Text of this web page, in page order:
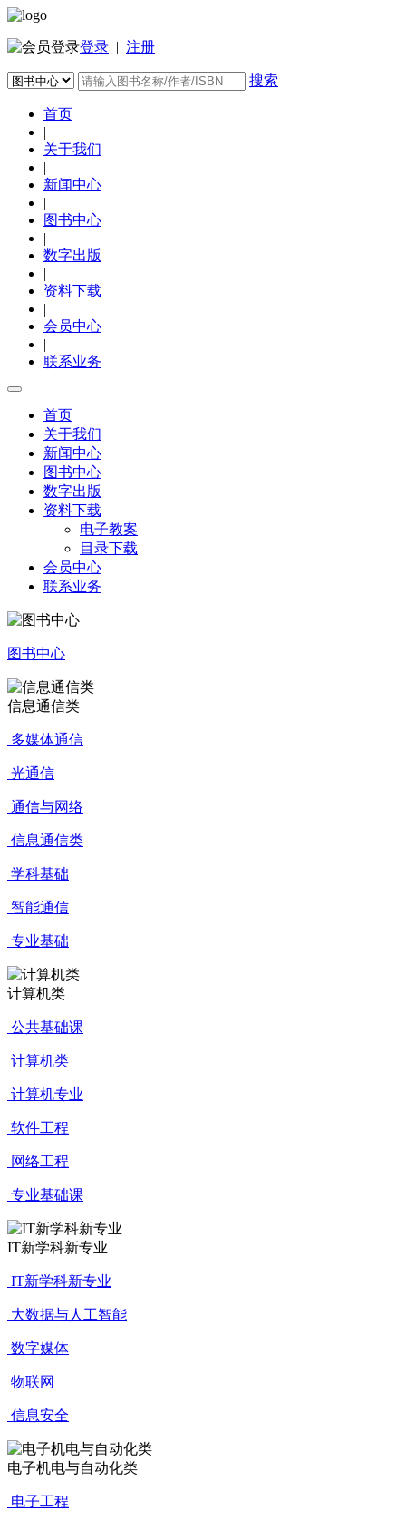
登录 | 注册
搜索
首页
|
关于我们
|
新闻中心
|
图书中心
|
数字出版
|
资料下载
|
会员中心
|
联系业务
首页
关于我们
新闻中心
图书中心
数字出版
资料下载
电子教案
目录下载
会员中心
联系业务
图书中心
信息通信类
多媒体通信
光通信
通信与网络
信息通信类
学科基础
智能通信
专业基础
计算机类
公共基础课
计算机类
计算机专业
软件工程
网络工程
专业基础课
IT新学科新专业
IT新学科新专业
大数据与人工智能
数字媒体
物联网
信息安全
电子机电与自动化类
电子工程